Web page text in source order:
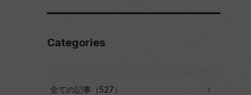
Categories
全ての記事（527）